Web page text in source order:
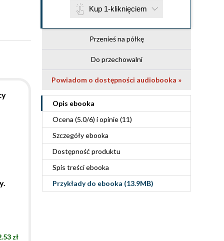
Kup 1-kliknięciem
Przenieś na półkę
Do przechowalni
Powiadom o dostępności audiobooka »
Opis ebooka
Ocena (5.0/6) i opinie (11)
Szczegółyebooka
Dostępność produktu
Spis treściebooka
Przykłady do ebooka (13.9MB)
zł